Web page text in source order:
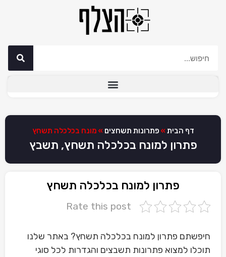
דף הבית » פתרונות תשחצים » מונח בכלכלה תשחץ
פתרון למונח בכלכלה תשחץ, תשבץ
פתרון למונח בכלכלה תשחץ
Rate this post
חיפשתם פתרון למונח בכלכלה תשחץ? באתר שלנו
תוכלו למצוא פתרונות תשבצים והגדרות לכל סוגי